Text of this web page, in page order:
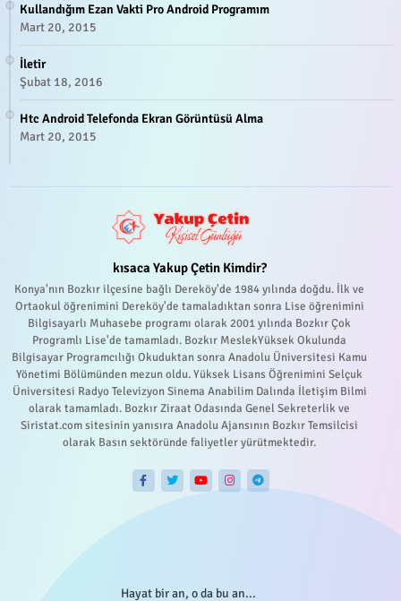
Kullandığım Ezan Vakti Pro Android Programım
Mart 20, 2015
İletir
Şubat 18, 2016
Htc Android Telefonda Ekran Görüntüsü Alma
Mart 20, 2015
kısaca Yakup Çetin Kimdir?
Konya'nın Bozkır ilçesine bağlı Dereköy'de 1984 yılında doğdu. İlk ve
Ortaokul öğrenimini Dereköy'de tamaladıktan sonra Lise öğrenimini
Bilgisayarlı Muhasebe programı olarak 2001 yılında Bozkır Çok
Programlı Lise'de tamamladı. Bozkır MeslekYüksek Okulunda
Bilgisayar Programcılığı Okuduktan sonra Anadolu Üniversitesi Kamu
Yönetimi Bölümünden mezun oldu. Yüksek Lisans Öğrenimini Selçuk
Üniversitesi Radyo Televizyon Sinema Anabilim Dalında İletişim Bilmi
olarak tamamladı. Bozkır Ziraat Odasında Genel Sekreterlik ve
Siristat.com sitesinin yanısıra Anadolu Ajansının Bozkır Temsilcisi
olarak Basın sektöründe faliyetler yürütmektedir.
Hayat bir an, o da bu an...